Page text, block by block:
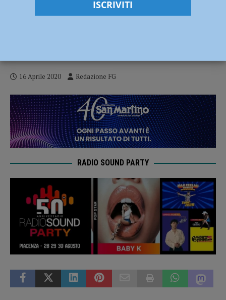
Cgil: “Potenziare il progetto ospedale
16 Aprile 2020 Redazione FG
RADIO SOUND PARTY